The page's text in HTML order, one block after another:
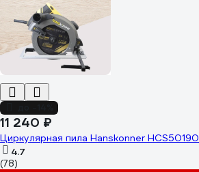
11 240 ₽
Циркулярная пила Hanskonner HCS50190
4.7
(78)